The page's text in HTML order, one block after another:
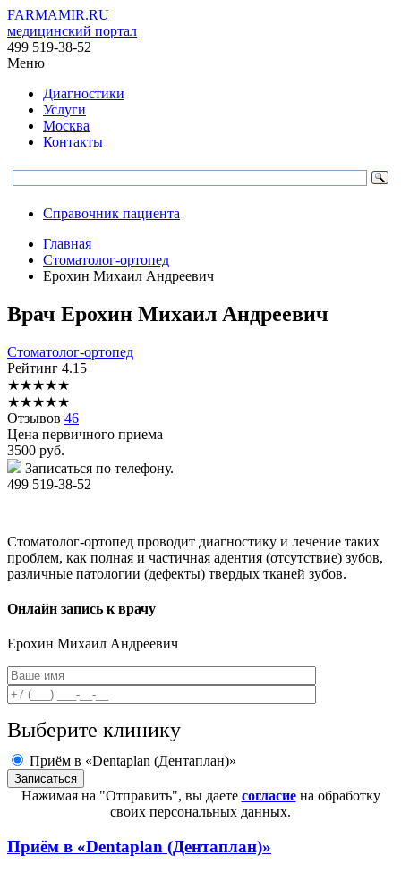
FARMAMIR.RU
медицинский портал
499 519-38-52
Меню
Диагностики
Услуги
Москва
Контакты
Справочник пациента
Главная
Стоматолог-ортопед
Ерохин Михаил Андреевич
Врач Ерохин Михаил Андреевич
Стоматолог-ортопед
Рейтинг 4.15
★★★★★
★★★★★
Отзывов 46
Цена первичного приема
3500 руб.
Записаться по телефону.
499 519-38-52
Стоматолог-ортопед проводит диагностику и лечение таких
проблем, как полная и частичная адентия (отсутствие) зубов,
различные патологии (дефекты) твердых тканей зубов.
Онлайн запись к врачу
Ерохин Михаил Андреевич
Выберите клинику
Приём в «Dentaplan (Дентаплан)»
Нажимая на "Отправить", вы даете согласиена обработку
своих персональных данных.
Приём в «Dentaplan (Дентаплан)»